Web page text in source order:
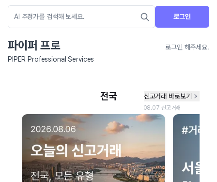
로그인
파이퍼 프로
로그인 해주세요.
PIPER Professional Services